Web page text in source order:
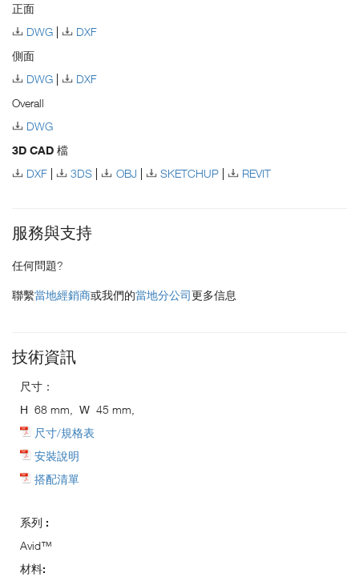
正面
DWG
DXF
側面
DWG
DXF
Overall
DWG
3D CAD 檔
DXF
3DS OBJ SKETCHUP REVIT
服務與支持
任何問題?
聯繫當地經銷商或我們的當地分公司更多信息
技術資訊
尺寸：
H 68 mm, W 45 mm,
尺寸/規格表
安裝說明
搭配清單
系列 :
Avid™
材料: